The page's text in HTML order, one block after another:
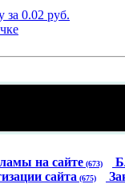
на сайте (673)
сайта (675)